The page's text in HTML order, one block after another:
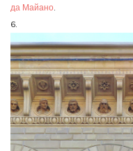
да Майано
6.